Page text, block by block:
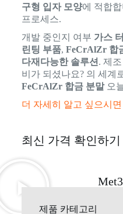
구형 입자 모양에 적합
프로세스.
개발 중인지 여부 가스
린팅 부품, FeCrAlZr 합
다재다능한 솔루션 . 제
비가 되셨나요? 의 세계
FeCrAlZr 합금 분말오
더 자세히 알고 싶으시
최신 가격 확인하기
제품 카테고리